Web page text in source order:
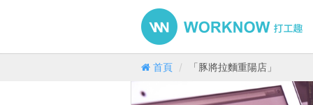
首頁 「豚將拉麵重陽店」